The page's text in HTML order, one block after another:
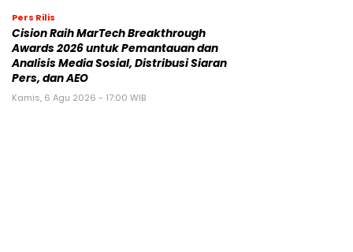
Pers Rilis
Cision Raih MarTech Breakthrough
Awards 2026 untuk Pemantauan dan
Analisis Media Sosial, Distribusi Siaran
Pers, dan AEO
Kamis, 6 Agu 2026 - 17:00 WIB